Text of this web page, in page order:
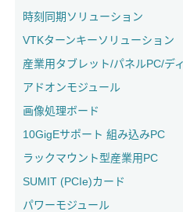
時刻同期ソリューション
VTKターンキーソリューション
産業用タブレット/パネルPC/デ
アドオンモジュール
画像処理ボード
10GigEサポート 組み込みPC
ラックマウント型産業用PC
SUMIT (PCIe)カード
パワーモジュール